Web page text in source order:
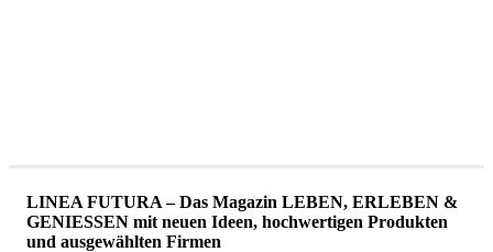
LINEA FUTURA – Das Magazin LEBEN, ERLEBEN &
GENIESSEN mit neuen Ideen, hochwertigen Produkten
und ausgewählten Firmen